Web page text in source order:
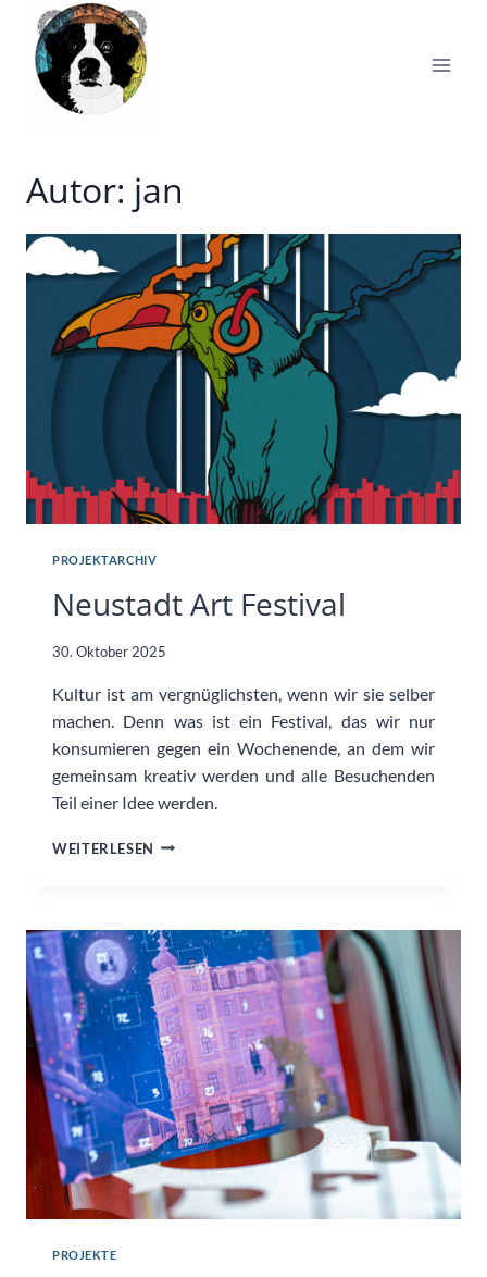
Inhalt
springen
Autor: jan
PROJEKTARCHIV
Neustadt Art Festival
30. Oktober 2025
Kultur ist am vergnüglichsten, wenn wir sie selber
machen. Denn was ist ein Festival, das wir nur
konsumieren gegen ein Wochenende, an dem wir
gemeinsam kreativ werden und alle Besuchenden
Teil einer Idee werden.
WEITERLESEN NEUSTADT
PROJEKTE